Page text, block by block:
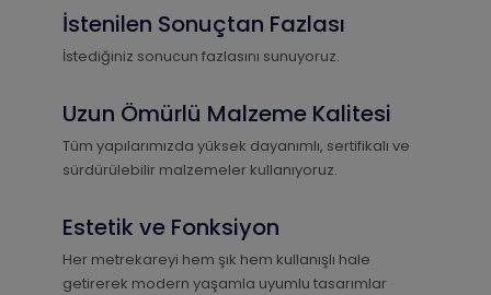
İstenilen Sonuçtan Fazlası
İstediğiniz sonucun fazlasını sunuyoruz.
Uzun Ömürlü Malzeme Kalitesi
Tüm yapılarımızda yüksek dayanımlı, sertifikalı ve
sürdürülebilir malzemeler kullanıyoruz.
Estetik ve Fonksiyon
Her metrekareyi hem şık hem kullanışlı hale
getirerek modern yaşamla uyumlu tasarımlar